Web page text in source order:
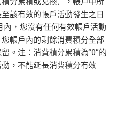
分累積或兌換），帳戶中所
該有效的帳戶活動發生之日
，您沒有任何有效帳戶活動
您帳戶內的剩餘消費積分全部
。注：消費積分累積為“0”的
，不能延長消費積分有效